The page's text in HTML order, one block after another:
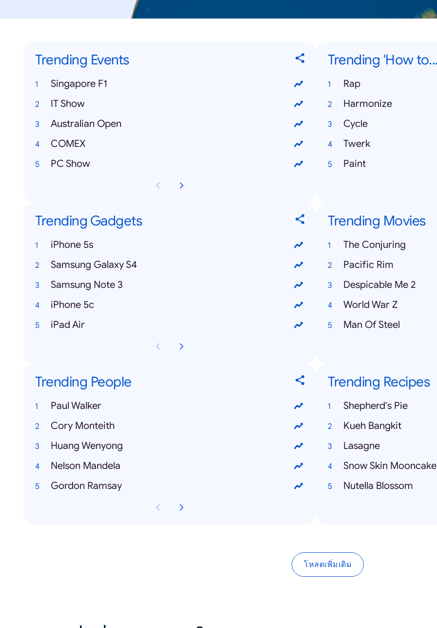
Trending Events
Singapore F1
IT Show
Australian Open
COMEX
PC Show
Trending 'How
Rap
Harmonize
Cycle
Twerk
Paint
Trending Gadgets
iPhone 5s
Samsung Galaxy S4
Samsung Note 3
iPhone 5c
iPad Air
Trending Movies
The Conjuring
Pacific Rim
Despicable Me 2
World War Z
Man Of Steel
Trending People
Paul Walker
Cory Monteith
Huang Wenyong
Nelson Mandela
Gordon Ramsay
Trending Recipes
Shepherd's Pie
Kueh Bangkit
Lasagne
Snow Skin Mooncake
Nutella Blossom
โหลดเพิ่มเติม